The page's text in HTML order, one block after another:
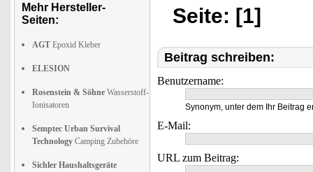
Mehr Hersteller-
Seiten:
AGT Epoxid Kleber
ELESION
Rosenstein & Söhne Wasserstoff-
Ionisatoren
Semptec Urban Survival
Technology Camping Zubehöre
Sichler Haushaltsgeräte
Seite: [1]
Beitrag schreiben:
Benutzername:
Synonym, unter dem Ihr Beitrag
E-Mail:
URL zum Beitrag: